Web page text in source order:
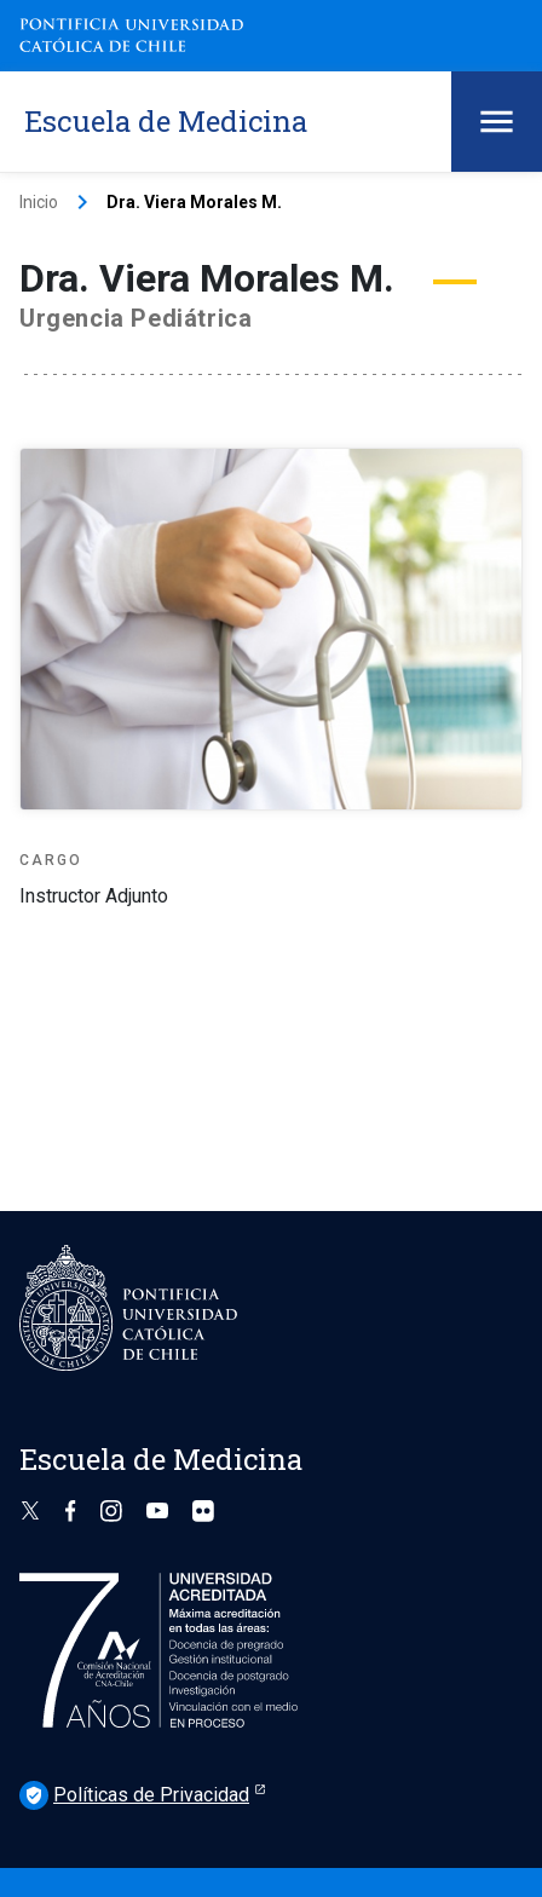
Escuela de Medicina
Inicio keyboard_arrow_right Dra. Viera Morales M.
Dra. Viera Morales M.
Urgencia Pediátrica
CARGO
Instructor Adjunto
Escuela de Medicina
verified_user Políticas de Privacidad